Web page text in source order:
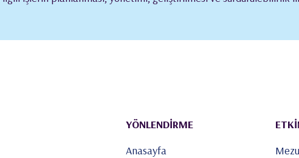
YÖNLENDİRME
Anasayfa